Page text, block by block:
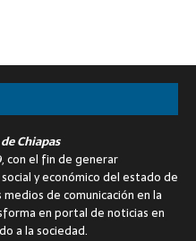
Chiapas
con el fin de generar
y económico del estado de
de comunicación en la
en portal de noticias en
a la sociedad.